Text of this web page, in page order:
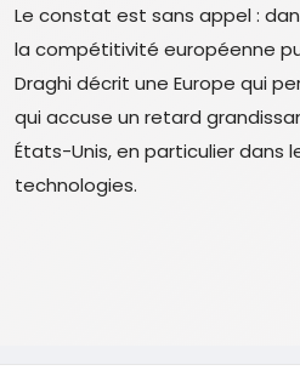
Le constat est sans appel :
la compétitivité européenne
Draghi décrit une Europe qui
qui accuse un retard
États-Unis, en particulier dans
technologies.